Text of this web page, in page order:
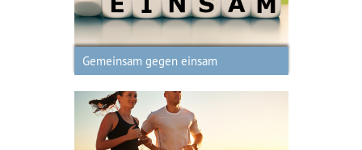
Gemeinsam gegen einsam